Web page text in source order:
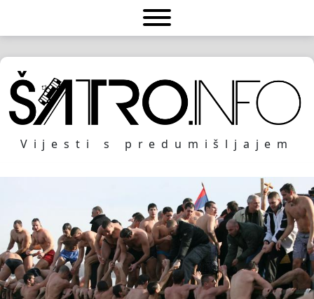
Vijesti s predumišljajem